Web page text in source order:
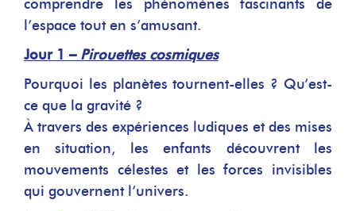
comprendre les phénomènes fascinants de
l’espace tout en s’amusant.
Jour 1 – Pirouettes cosmiques
Pourquoi les planètes tournent-elles ? Qu’est-
ce que la gravité ?
À travers des expériences ludiques et des mises
en situation, les enfants découvrent les
mouvements célestes et les forces invisibles
qui gouvernent l’univers.